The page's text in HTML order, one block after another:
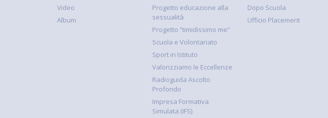
Video
Album
Progetto educazione alla
sessualità
Progetto “timidissimo me”
Scuola e Volontariato
Sport in Istituto
Valorizziamo le Eccellenze
Radioguida Ascolto
Profondo
Impresa Formativa
Simulata (IFS)
Dopo Scuola
Ufficio Placement